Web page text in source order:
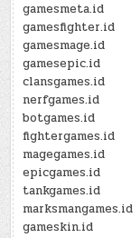
gamesmeta.id
gamesfighter.id
gamesmage.id
gamesepic.id
clansgames.id
nerfgames.id
botgames.id
fightergames.id
magegames.id
epicgames.id
tankgames.id
marksmangames.id
gameskin.id